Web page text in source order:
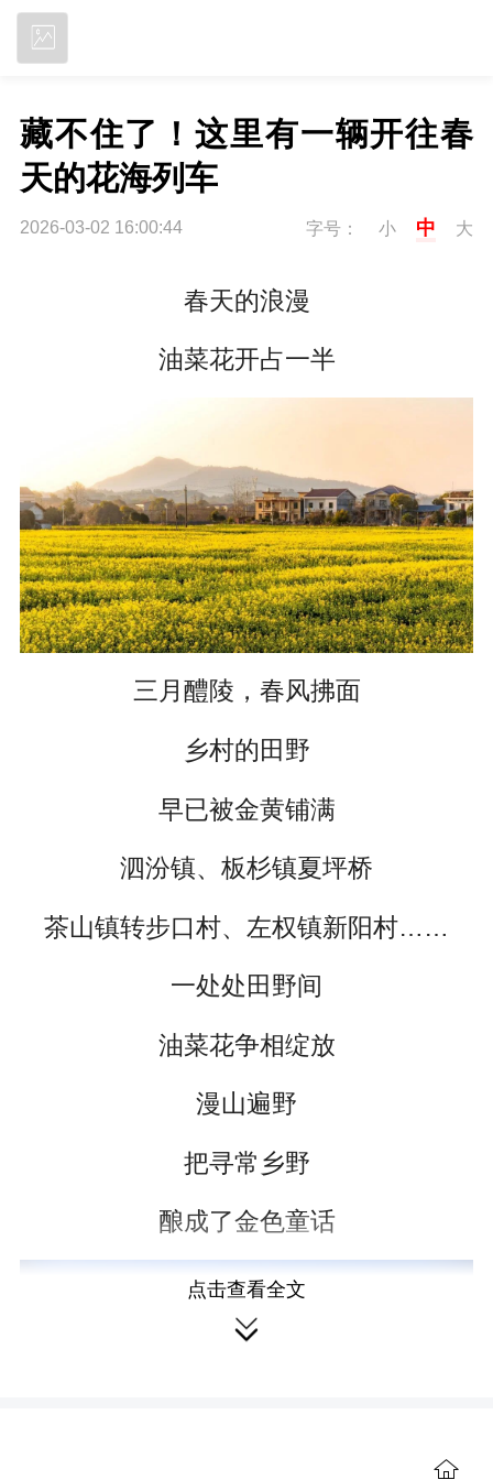
藏不住了！这里有一辆开往春
天的花海列车
2026-03-02 16:00:44 字号： 小 中 大
春天的浪漫
油菜花开占一半
三月醴陵，春风拂面
乡村的田野
早已被金黄铺满
泗汾镇、板杉镇夏坪桥
茶山镇转步口村、左权镇新阳村……
一处处田野间
油菜花争相绽放
漫山遍野
把寻常乡野
酿成了金色童话
点击查看全文
